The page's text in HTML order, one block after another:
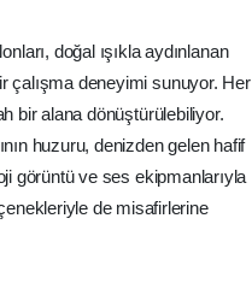
doğal ışıkla aydınlanan
çalışma deneyimi sunuyor. Her
bir alana dönüştürülebiliyor.
huzuru, denizden gelen hafif
görüntü ve ses ekipmanlarıyla
de misafirlerine